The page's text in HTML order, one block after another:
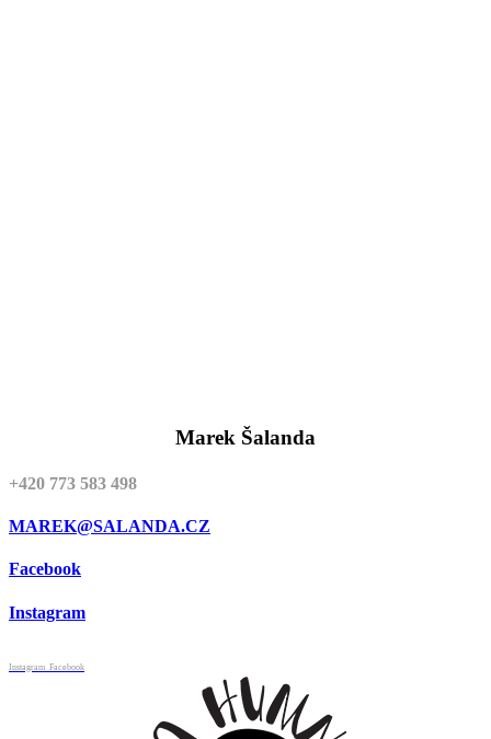
Marek Šalanda
+420 773 583 498
MAREK@SALANDA.CZ
Facebook
Instagram
Instagram Facebook